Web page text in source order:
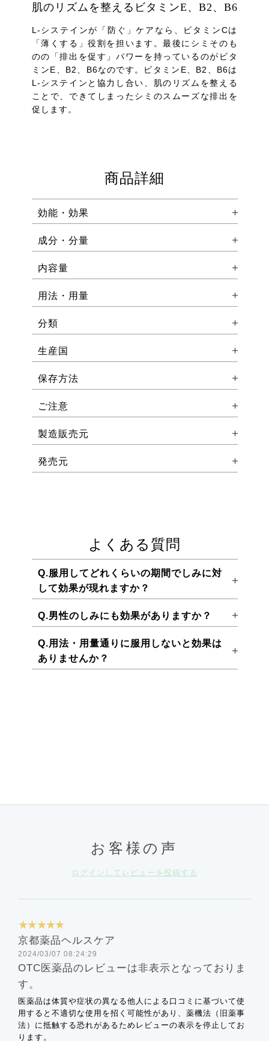
肌のリズムを整えるビタミンE、B2、B6
L-システインが「防ぐ」ケアなら、ビタミンCは
「薄くする」役割を担います。最後にシミそのも
のの「排出を促す」パワーを持っているのがビタ
ミンE、B2、B6なのです。ビタミンE、B2、B6は
L-システインと協力し合い、肌のリズムを整える
ことで、できてしまったシミのスムーズな排出を
促します。
商品詳細
効能・効果
成分・分量
内容量
用法・用量
分類
生産国
保存方法
ご注意
製造販売元
発売元
よくある質問
Q.服用してどれくらいの期間でしみに対
して効果が現れますか？
Q.男性のしみにも効果がありますか？
Q.用法・用量通りに服用しないと効果は
ありませんか？
お客様の声
ログインしてレビューを投稿する
★★★★★
京都薬品ヘルスケア
2024/03/07 08:24:29
OTC医薬品のレビューは非表示となっておりま
す。
医薬品は体質や症状の異なる他人による口コミに基づいて使
用すると不適切な使用を招く可能性があり、薬機法（旧薬事
法）に抵触する恐れがあるためレビューの表示を停止してお
ります。